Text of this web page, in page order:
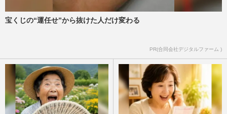
唐田えりかが再びピンクのショートヘアー
宝くじの“運任せ”から抜けた人だけ変わる
PR(合同会社デジタルファーム )